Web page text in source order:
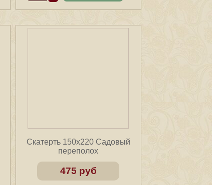
Скатерть 150х220 Садовый
переполох
475 руб